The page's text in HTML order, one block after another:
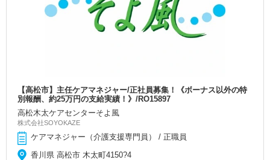
【高松市】主任ケアマネジャー/正社員募集！《ボーナス以外の特
別報酬、約25万円の支給実績！》/RO15897
高松木太ケアセンターそよ風
株式会社SOYOKAZE
ケアマネジャー（介護支援専門員） / 正職員
香川県 高松市 木太町4150?4